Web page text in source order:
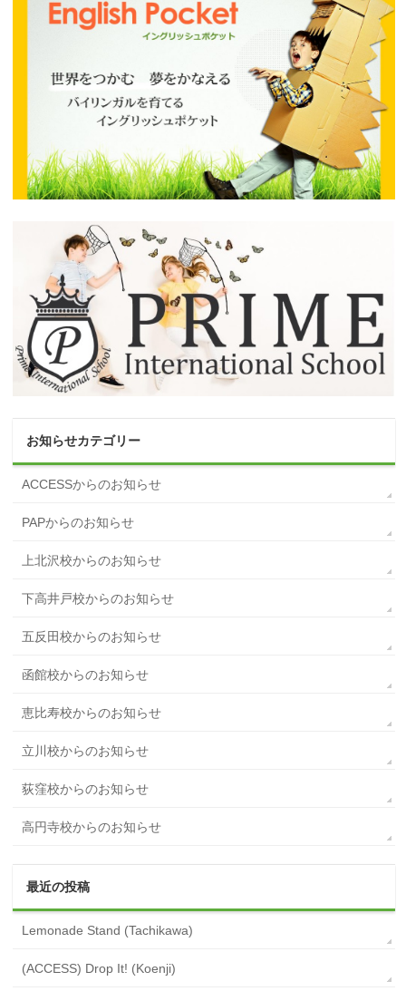
お知らせカテゴリー
ACCESSからのお知らせ
PAPからのお知らせ
上北沢校からのお知らせ
下高井戸校からのお知らせ
五反田校からのお知らせ
函館校からのお知らせ
恵比寿校からのお知らせ
立川校からのお知らせ
荻窪校からのお知らせ
高円寺校からのお知らせ
最近の投稿
Lemonade Stand (Tachikawa)
(ACCESS) Drop It! (Koenji)